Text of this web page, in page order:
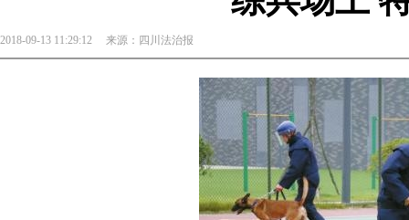
2018-09-13 11:29:12 来源： 四川法治报